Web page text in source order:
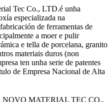
Tec Co., LTD.é unha
especializada na
de ferramentas de
a moer e pulir
e tella de porcelana, granito
materiais duros (non
ten unha serie de patentes
de Empresa Nacional de Alta